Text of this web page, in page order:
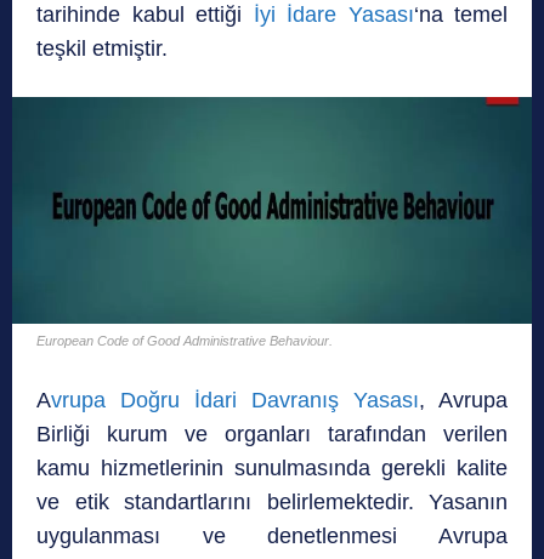
tarihinde kabul ettiği İyi İdare Yasası‘na temel
teşkil etmiştir.
European Code of Good Administrative Behaviour.
Avrupa Doğru İdari Davranış Yasası, Avrupa
Birliği kurum ve organları tarafından verilen
kamu hizmetlerinin sunulmasında gerekli kalite
ve etik standartlarını belirlemektedir. Yasanın
uygulanması ve denetlenmesi Avrupa